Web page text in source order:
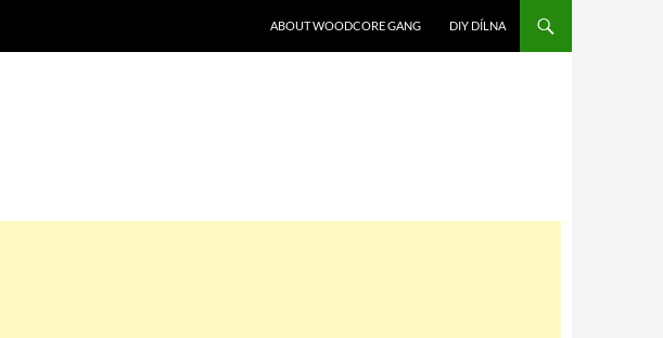
ABOUT WOODCORE GANG
DIY DÍLNA